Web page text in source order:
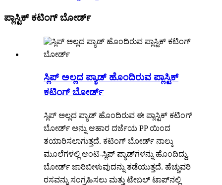
ಪ್ಲಾಸ್ಟಿಕ್ ಕಟಿಂಗ್ ಬೋರ್ಡ್
ಸ್ಲಿಪ್ ಅಲ್ಲದ ಪ್ಯಾಡ್ ಹೊಂದಿರುವ ಪ್ಲಾಸ್ಟಿಕ್
ಕಟಿಂಗ್ ಬೋರ್ಡ್
ಸ್ಲಿಪ್ ಅಲ್ಲದ ಪ್ಯಾಡ್ ಹೊಂದಿರುವ ಈ ಪ್ಲಾಸ್ಟಿಕ್ ಕಟಿಂಗ್
ಬೋರ್ಡ್ ಅನ್ನು ಆಹಾರ ದರ್ಜೆಯ PP ಯಿಂದ
ತಯಾರಿಸಲಾಗುತ್ತದೆ. ಕಟಿಂಗ್ ಬೋರ್ಡ್ ನಾಲ್ಕು
ಮೂಲೆಗಳಲ್ಲಿ ಆಂಟಿ-ಸ್ಲಿಪ್ ಪ್ಯಾಡ್‌ಗಳನ್ನು ಹೊಂದಿದ್ದು,
ಬೋರ್ಡ್ ಜಾರಿಬೀಳುವುದನ್ನು ತಡೆಯುತ್ತದೆ. ಹೆಚ್ಚುವರಿ
ರಸವನ್ನು ಸಂಗ್ರಹಿಸಲು ಮತ್ತು ಟೇಬಲ್ ಟಾಪ್‌ನಲ್ಲಿ